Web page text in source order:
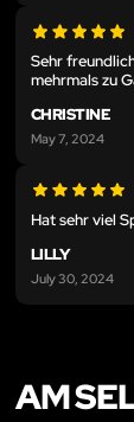
Sehr
mehrmals zu
CHRISTINE
May 7, 2024
Hat sehr viel
LILLY
July 30, 2024
AM